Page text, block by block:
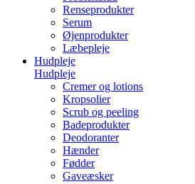
Renseprodukter
Serum
Øjenprodukter
Læbepleje
Hudpleje
Hudpleje
Cremer og lotions
Kropsolier
Scrub og peeling
Badeprodukter
Deodoranter
Hænder
Fødder
Gaveæsker